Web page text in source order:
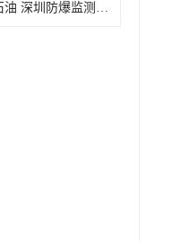
纺织化工石油 深圳防爆监测小屋